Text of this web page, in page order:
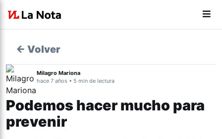
← Volver
Milagro Mariona
hace 7 años • 5 min de lectura
Podemos hacer mucho para
prevenir